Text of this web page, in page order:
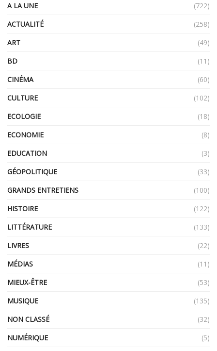
A LA UNE
(722)
ACTUALITÉ
(258)
ART
(49)
BD
(11)
CINÉMA
(60)
CULTURE
(102)
ECOLOGIE
(18)
ECONOMIE
(8)
EDUCATION
(3)
GÉOPOLITIQUE
(33)
GRANDS ENTRETIENS
(100)
HISTOIRE
(122)
LITTÉRATURE
(133)
LIVRES
(22)
MÉDIAS
(11)
MIEUX-ÊTRE
(53)
MUSIQUE
(135)
NON CLASSÉ
(32)
NUMÉRIQUE
(5)